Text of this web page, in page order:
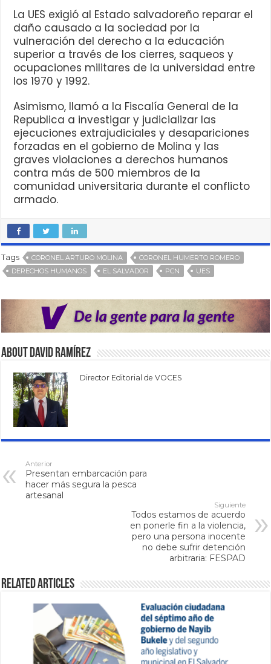
La UES exigió al Estado salvadoreño reparar el
daño causado a la sociedad por la
vulneración del derecho a la educación
superior a través de los cierres, saqueos y
ocupaciones militares de la universidad entre
los 1970 y 1992.
Asimismo, llamó a la Fiscalía General de la
Republica a investigar y judicializar las
ejecuciones extrajudiciales y desapariciones
forzadas en el gobierno de Molina y las
graves violaciones a derechos humanos
contra más de 500 miembros de la
comunidad universitaria durante el conflicto
armado.
Tags CORONEL ARTURO MOLINA
CORONEL HUMERTO ROMERO
DERECHOS HUMANOS
EL SALVADOR PCN UES
About David Ramírez
Director Editorial de VOCES
Anterior
Presentan embarcación para
hacer más segura la pesca
artesanal
Siguiente
Todos estamos de acuerdo
en ponerle fin a la violencia,
pero una persona inocente
no debe sufrir detención
arbitraria: FESPAD
Related Articles